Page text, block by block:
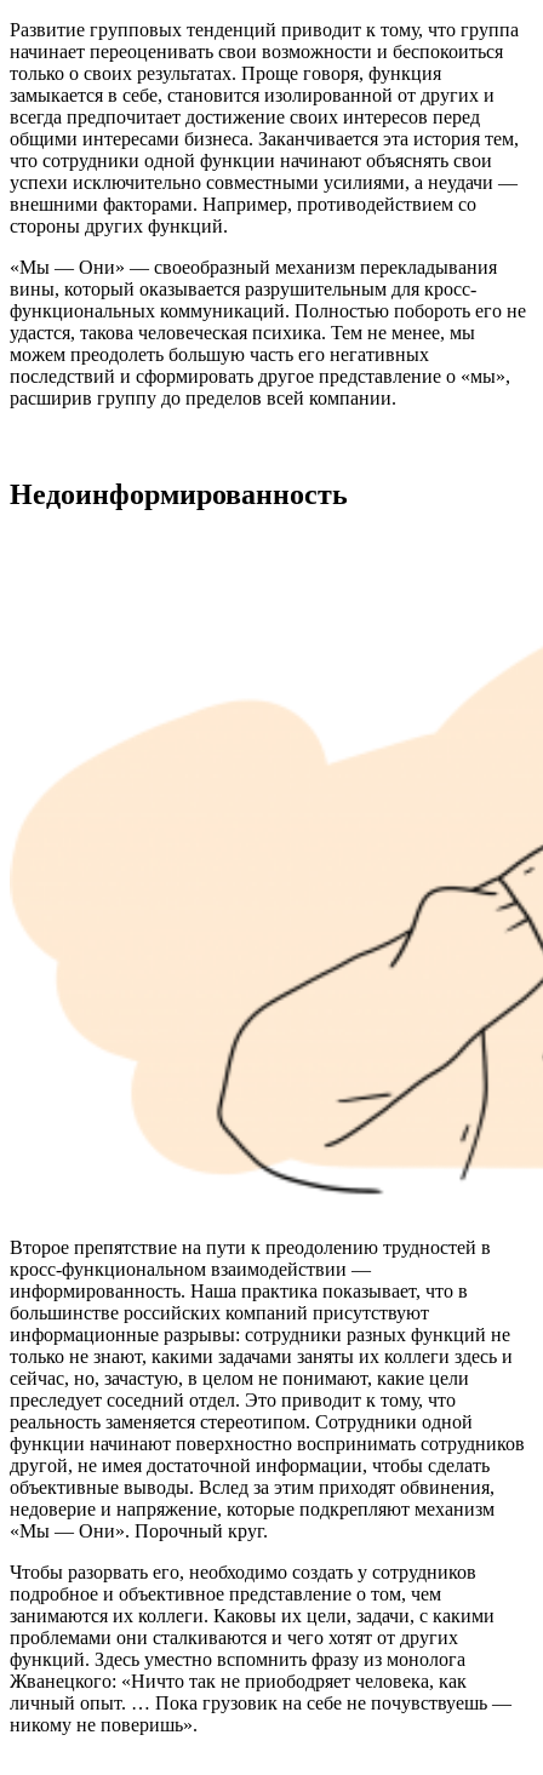
Развитие групповых тенденций приводит к тому, что группа
начинает переоценивать свои возможности и беспокоиться
только о своих результатах. Проще говоря, функция
замыкается в себе, становится изолированной от других и
всегда предпочитает достижение своих интересов перед
общими интересами бизнеса. Заканчивается эта история тем,
что сотрудники одной функции начинают объяснять свои
успехи исключительно совместными усилиями, а неудачи —
внешними факторами. Например, противодействием со
стороны других функций.
«Мы — Они» — своеобразный механизм перекладывания
вины, который оказывается разрушительным для кросс-
функциональных коммуникаций. Полностью побороть его не
удастся, такова человеческая психика. Тем не менее, мы
можем преодолеть большую часть его негативных
последствий и сформировать другое представление о «мы»,
расширив группу до пределов всей компании.
Недоинформированность
Второе препятствие на пути к преодолению трудностей в
кросс-функциональном взаимодействии —
информированность. Наша практика показывает, что в
большинстве российских компаний присутствуют
информационные разрывы: сотрудники разных функций не
только не знают, какими задачами заняты их коллеги здесь и
сейчас, но, зачастую, в целом не понимают, какие цели
преследует соседний отдел. Это приводит к тому, что
реальность заменяется стереотипом. Сотрудники одной
функции начинают поверхностно воспринимать сотрудников
другой, не имея достаточной информации, чтобы сделать
объективные выводы. Вслед за этим приходят обвинения,
недоверие и напряжение, которые подкрепляют механизм
«Мы — Они». Порочный круг.
Чтобы разорвать его, необходимо создать у сотрудников
подробное и объективное представление о том, чем
занимаются их коллеги. Каковы их цели, задачи, с какими
проблемами они сталкиваются и чего хотят от других
функций. Здесь уместно вспомнить фразу из монолога
Жванецкого: «Ничто так не приободряет человека, как
личный опыт. … Пока грузовик на себе не почувствуешь —
никому не поверишь».